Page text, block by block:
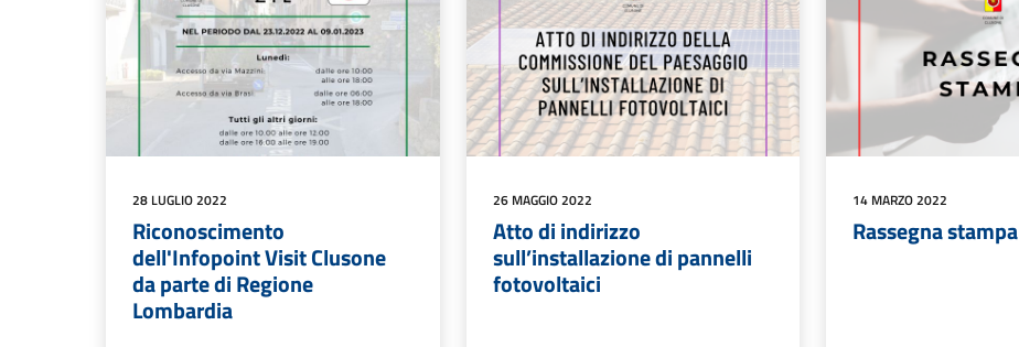
28 LUGLIO 2022
Riconoscimento
dell'Infopoint Visit Clusone
da parte di Regione
Lombardia
26 MAGGIO 2022
Atto di indirizzo
sull’installazione di pannelli
fotovoltaici
14 MARZO 2022
Rassegna stampa